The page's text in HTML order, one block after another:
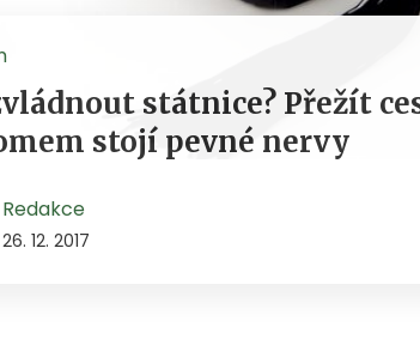
státnice? Přežít
stojí pevné nervy
Redakce
26. 12. 2017